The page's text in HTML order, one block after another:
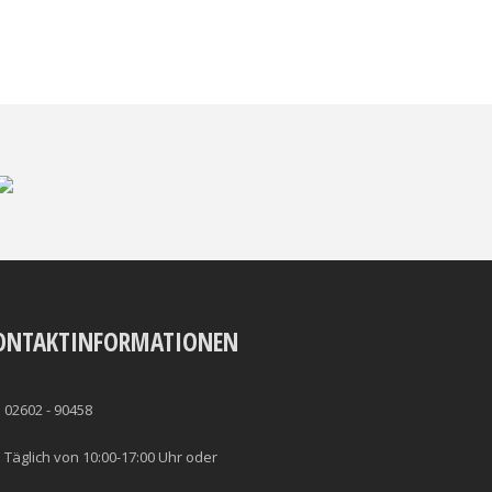
02602 - 90458
Täglich von 10:00-17:00 Uhr oder